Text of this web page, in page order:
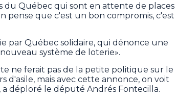
du Québec qui sont en attente de places
pense que c'est un bon compromis, c'est
par Québec solidaire, qui dénonce une
système de loterie».
ne ferait pas de la petite politique sur le
d'asile, mais avec cette annonce, on voit
a déploré le député Andrés Fontecilla.